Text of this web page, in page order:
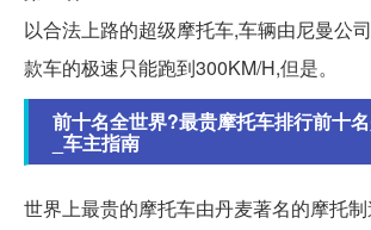
以合法上路的超级摩托车,车辆由尼曼公
款车的极速只能跑到300KM/H,但是。
前十名全世界?最贵摩托车排行前十
_车主指南
世界上最贵的摩托车由丹麦著名的摩托